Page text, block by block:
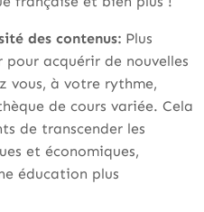
des contenus: Plus
pour acquérir de nouvelles
vous, à votre rythme,
de cours variée. Cela
de transcender les
et économiques,
éducation plus